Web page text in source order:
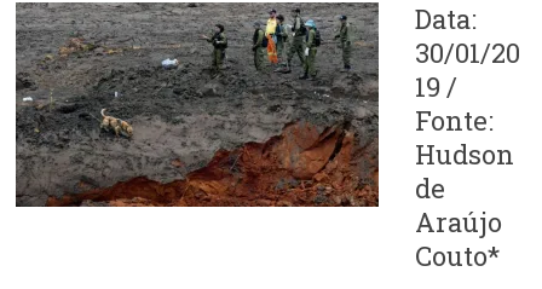
Data:
30/01/20
19 /
Fonte:
Hudson
de
Araújo
Couto*